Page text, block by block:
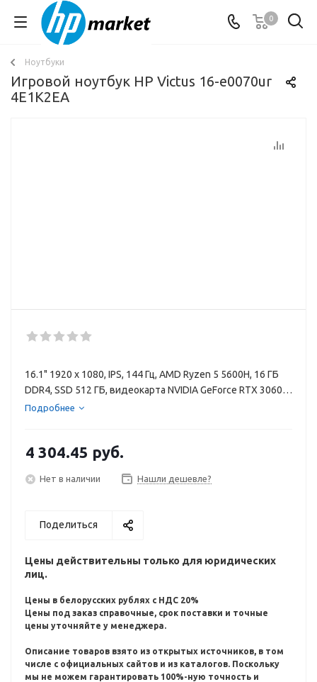
0
Ноутбуки
Игровой ноутбук HP Victus 16-e0070ur
4E1K2EA
16.1" 1920 x 1080, IPS, 144 Гц, AMD Ryzen 5 5600H, 16 ГБ
DDR4, SSD 512 ГБ, видеокарта NVIDIA GeForce RTX 3060 6
ГБ, Windows 10 Home, цвет крышки серый, аккумулятор
Подробнее
4 304.45 руб.
Нет в наличии Нашли дешевле?
Поделиться
Цены действительны только для юридических
лиц.
Цены в белорусских рублях с НДС 20%
Цены под заказ справочные, срок поставки и точные
цены уточняйте у менеджера.
Описание товаров взято из открытых источников, в том
числе с официальных сайтов и из каталогов. Поскольку
мы не можем гарантировать 100%-ную точность и